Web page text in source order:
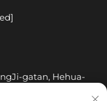
gatan, Hehua-